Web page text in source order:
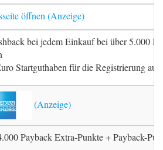
öffnen
bei jedem Einkauf bei über 5.000
Startguthaben für die Registrierung
Payback Extra-Punkte + Payback-